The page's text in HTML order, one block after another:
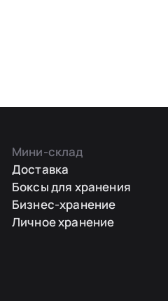
Мини-склад
Доставка
Боксы для хранения
Бизнес-хранение
Личное хранение